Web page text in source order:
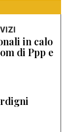
in calo
di Ppp e